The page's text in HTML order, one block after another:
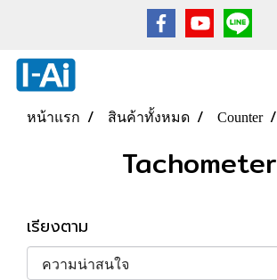
หน้าแรก สินค้าทั้งหมด Counter
Tachometer
เรียงตาม